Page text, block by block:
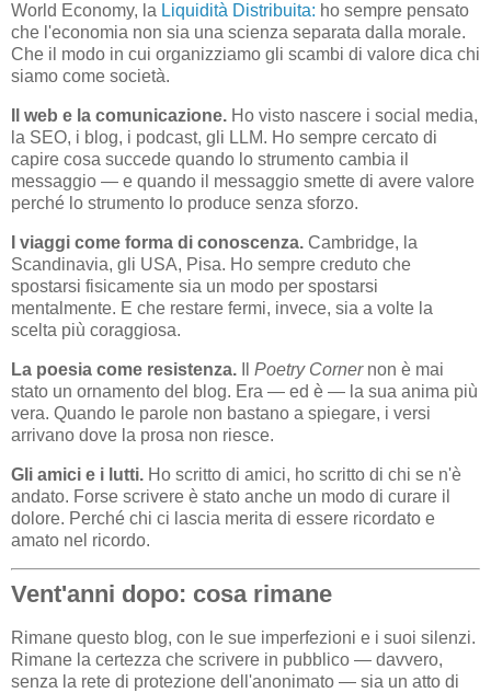
World Economy, la Liquidità Distribuita: ho sempre pensato
che l'economia non sia una scienza separata dalla morale.
Che il modo in cui organizziamo gli scambi di valore dica chi
siamo come società.
Il web e la comunicazione. Ho visto nascere i social media,
la SEO, i blog, i podcast, gli LLM. Ho sempre cercato di
capire cosa succede quando lo strumento cambia il
messaggio — e quando il messaggio smette di avere valore
perché lo strumento lo produce senza sforzo.
I viaggi come forma di conoscenza. Cambridge, la
Scandinavia, gli USA, Pisa. Ho sempre creduto che
spostarsi fisicamente sia un modo per spostarsi
mentalmente. E che restare fermi, invece, sia a volte la
scelta più coraggiosa.
La poesia come resistenza. Poetry Cornernon è mai
stato un ornamento del blog. Era — ed è — la sua anima più
vera. Quando le parole non bastano a spiegare, i versi
arrivano dove la prosa non riesce.
Gli amici e i lutti. Ho scritto di amici, ho scritto di chi se n'è
andato. Forse scrivere è stato anche un modo di curare il
dolore. Perché chi ci lascia merita di essere ricordato e
amato nel ricordo.
Vent'anni dopo: cosa rimane
Rimane questo blog, con le sue imperfezioni e i suoi silenzi.
Rimane la certezza che scrivere in pubblico — davvero,
senza la rete di protezione dell'anonimato — sia un atto di